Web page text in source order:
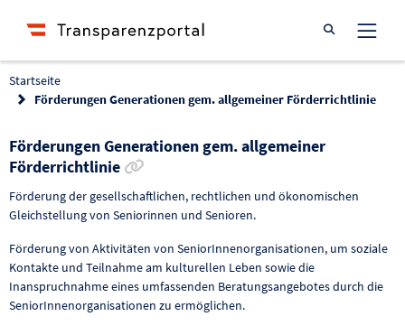
Suche öffnen
Startseite
Förderungen Generationen gem. allgemeiner Förderrichtlinie
Förderungen Generationen gem. allgemeiner
Förderrichtlinie
Förderung der gesellschaftlichen, rechtlichen und ökonomischen
Gleichstellung von Seniorinnen und Senioren.
Förderung von Aktivitäten von SeniorInnenorganisationen, um soziale
Kontakte und Teilnahme am kulturellen Leben sowie die
Inanspruchnahme eines umfassenden Beratungsangebotes durch die
SeniorInnenorganisationen zu ermöglichen.